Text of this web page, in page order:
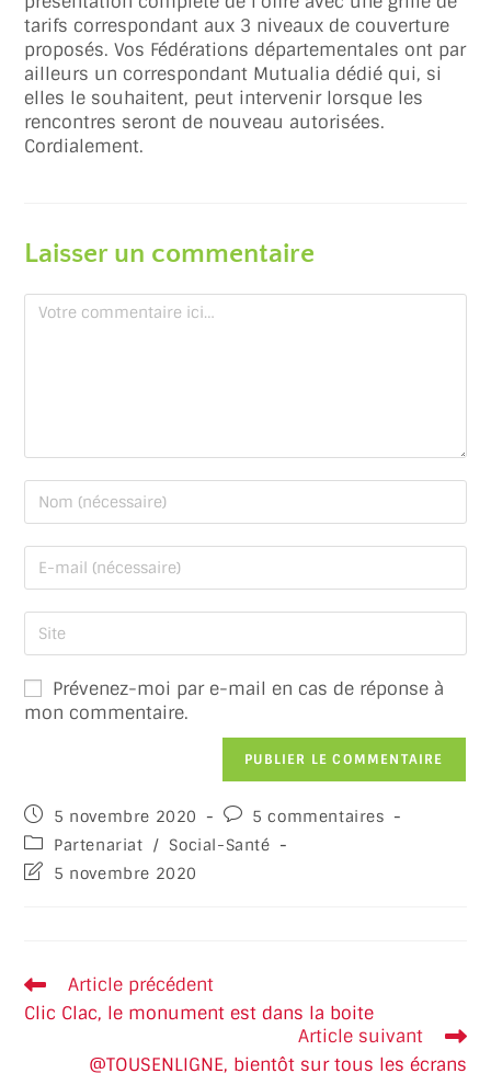
tarifs correspondant aux 3 niveaux de couverture
proposés. Vos Fédérations départementales ont par
ailleurs un correspondant Mutualia dédié qui, si
elles le souhaitent, peut intervenir lorsque les
rencontres seront de nouveau autorisées.
Cordialement.
Laisser un commentaire
Prévenez-moi par e-mail en cas de réponse à
mon commentaire.
5 novembre 2020
5 commentaires
Partenariat / Social-Santé
5 novembre 2020
Article précédent
Clic Clac, le monument est dans la boite
Article suivant
@TOUSENLIGNE, bientôt sur tous les écrans